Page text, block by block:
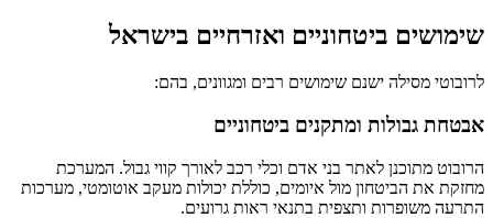
שימושים ביטחוניים ואזרחיים בישראל
לרובוטי מסילה ישנם שימושים רבים ומגוונים, בהם:
אבטחת גבולות ומתקנים ביטחוניים
הרובוט מתוכנן לאתר בני אדם וכלי רכב לאורך קווי גבול. המערכת
מחזקת את הביטחון מול איומים, כוללת יכולות מעקב אוטומטי, מערכות
התרעה משופרות ותצפית בתנאי ראות גרועים.